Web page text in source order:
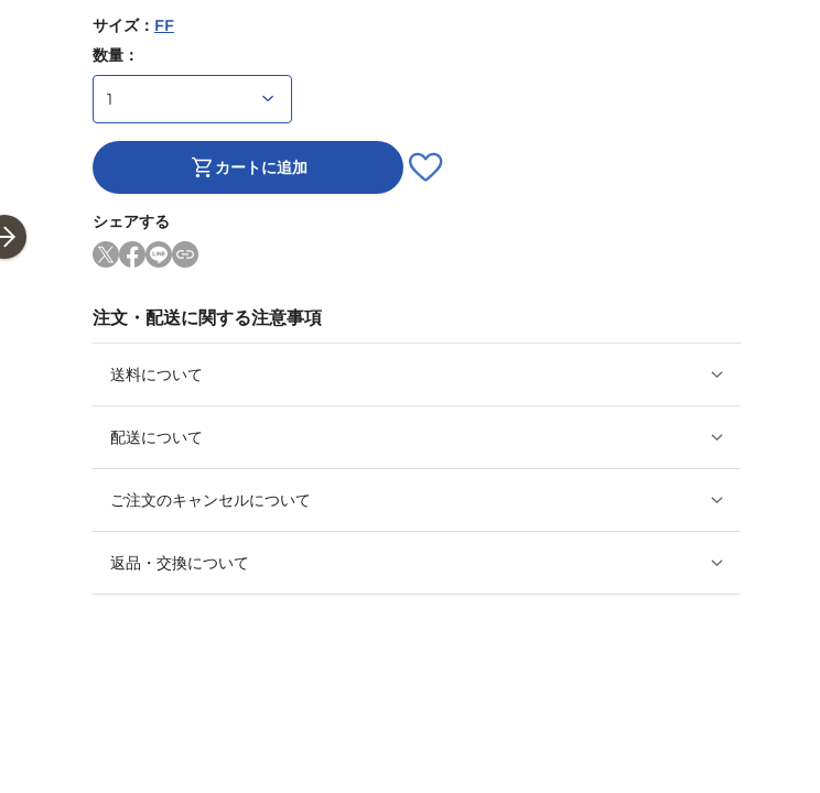
サイズ： FF
数量：
カートに追加
シェアする
注文・配送に関する注意事項
送料について
配送について
ご注文のキャンセルについて
返品・交換について